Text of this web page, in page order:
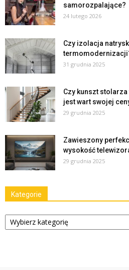
samorozpalające?
24 lutego 2026
Czy izolacja
31 grudnia 2025
Czy kunszt
jest wart swojej
29 grudnia 2025
Zawieszony
wysokość
29 grudnia 2025
Kategorie
Kategorie